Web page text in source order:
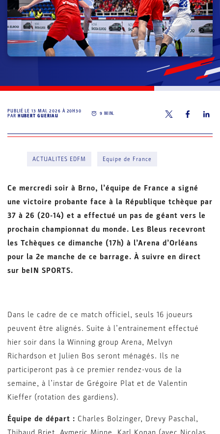
PUBLIÉ LE13 MAI. 2026 À 20H30
PAR HUBERT GUERIAU 9 MIN.
ACTUALITES EDFM Equipe de France
Ce mercredi soir à Brno, l’équipe de France a signé
une victoire probante face à la République tchèque par
37 à 26 (20-14) et a effectué un pas de géant vers le
prochain championnat du monde. Les Bleus recevront
les Tchèques ce dimanche (17h) à l’Arena d’Orléans
pour la 2e manche de ce barrage. À suivre en direct
sur beIN SPORTS.
Dans le cadre de ce match officiel, seuls 16 joueurs
peuvent être alignés. Suite à l’entrainement effectué
hier soir dans la Winning group Arena, Melvyn
Richardson et Julien Bos seront ménagés. Ils ne
participeront pas à ce premier rendez-vous de la
semaine, à l’instar de Grégoire Plat et de Valentin
Kieffer (rotation des gardiens).
Équipe de départ : Charles Bolzinger, Drevy Paschal,